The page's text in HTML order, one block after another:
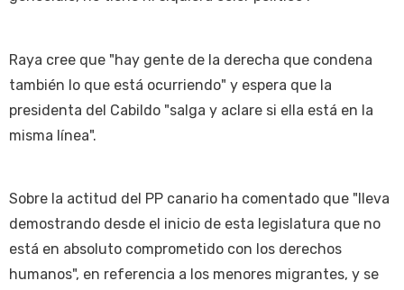
Raya cree que "hay gente de la derecha que condena
también lo que está ocurriendo" y espera que la
presidenta del Cabildo "salga y aclare si ella está en la
misma línea".
Sobre la actitud del PP canario ha comentado que "lleva
demostrando desde el inicio de esta legislatura que no
está en absoluto comprometido con los derechos
humanos", en referencia a los menores migrantes, y se